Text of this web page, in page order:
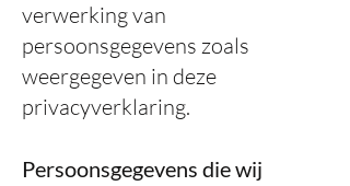
verwerking van
persoonsgegevens zoals
weergegeven in deze
privacyverklaring.
Persoonsgegevens die wij